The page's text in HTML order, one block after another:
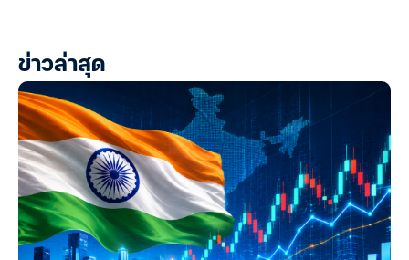
ข่าวล่าสุด